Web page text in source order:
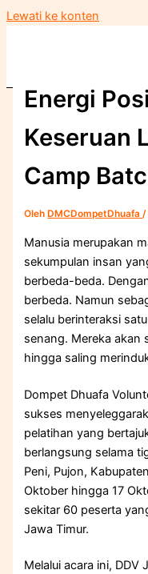
Lewati ke konten
Energi
Keseruan
Camp
Oleh DMCDompetDhuafa/
Manusia merupakan
sekumpulan insan
berbeda-beda.
berbeda. Namun
selalu berinteraksi
senang. Mereka akan
hingga saling
Dompet Dhuafa
sukses
pelatihan yang
berlangsung selama
Peni, Pujon,
Oktober hingga 17
sekitar 60 peserta
Jawa Timur.
Melalui acara ini, DDV